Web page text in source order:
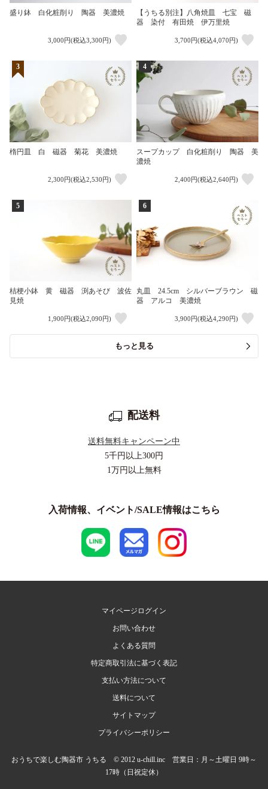
盛り鉢 白化粧削り 陶器 美濃焼
3,000円(税込3,300円)
【うちる別注】八角焼皿 七宝 磁
器 染付 有田焼 伊万里焼
3,700円(税込4,070円)
3
楕円皿 白 磁器 菊花 美濃焼
2,300円(税込2,530円)
4
スープカップ 白化粧削り 陶器 美
濃焼
2,400円(税込2,640円)
5
桔梗小鉢 黄 磁器 渕あそび 波佐
見焼
1,900円(税込2,090円)
6
丸皿 24.5cm シルバーブラウン 磁
器 アルコ 美濃焼
3,900円(税込4,290円)
もっと見る
配送料
送料無料キャンペーン中
5千円以上300円
1万円以上無料
入荷情報、イベント/SALE情報はこちら
マイページログイン
お問い合わせ
よくある質問
特定商取引法に基づく表記
支払い方法について
送料について
サイトマップ
プライバシーポリシー
おうちで楽しむ陶器市 うちる © 2012 u-chill.inc 営業日：月～土曜日 9時～
17時（日祝定休）